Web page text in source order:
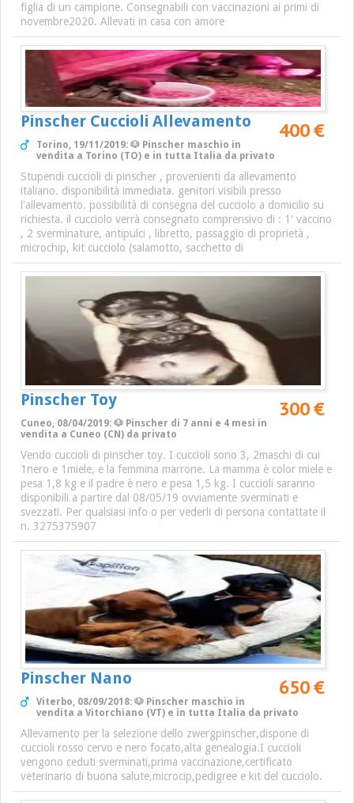
figlia di un campione. Consegnabili con vaccinazioni ai primi di
novembre2020. Allevati in casa con amore
Pinscher Cuccioli Allevamento 400 €
Torino, 19/11/2019: 🐶 Pinscher maschio in
vendita a Torino (TO) e in tutta Italia da privato
Stupendi cuccioli di pinscher , provenienti da allevamento
italiano. disponibilità immediata. genitori visibili presso
l'allevamento. possibilità di consegna del cucciolo a domicilio su
richiesta. il cucciolo verrà consegnato comprensivo di : 1' vaccino
, 2 sverminature, antipulci , libretto, passaggio di proprietà ,
microchip, kit cucciolo (salamotto, sacchetto di
Pinscher Toy 300 €
Cuneo, 08/04/2019: 🐶 Pinscher di 7 anni e 4 mesi in
vendita a Cuneo (CN) da privato
Vendo cuccioli di pinscher toy. I cuccioli sono 3, 2maschi di cui
1nero e 1miele, e la femmina marrone. La mamma è color miele e
pesa 1,8 kg e il padre è nero e pesa 1,5 kg. I cuccioli saranno
disponibili a partire dal 08/05/19 ovviamente sverminati e
svezzati. Per qualsiasi info o per vederli di persona contattate il
n. 3275375907
Pinscher Nano 650 €
Viterbo, 08/09/2018: 🐶 Pinscher maschio in
vendita a Vitorchiano (VT) e in tutta Italia da privato
Allevamento per la selezione dello zwergpinscher,dispone di
cuccioli rosso cervo e nero focato,alta genealogia.I cuccioli
vengono ceduti sverminati,prima vaccinazione,certificato
veterinario di buona salute,microcip,pedigree e kit del cucciolo.